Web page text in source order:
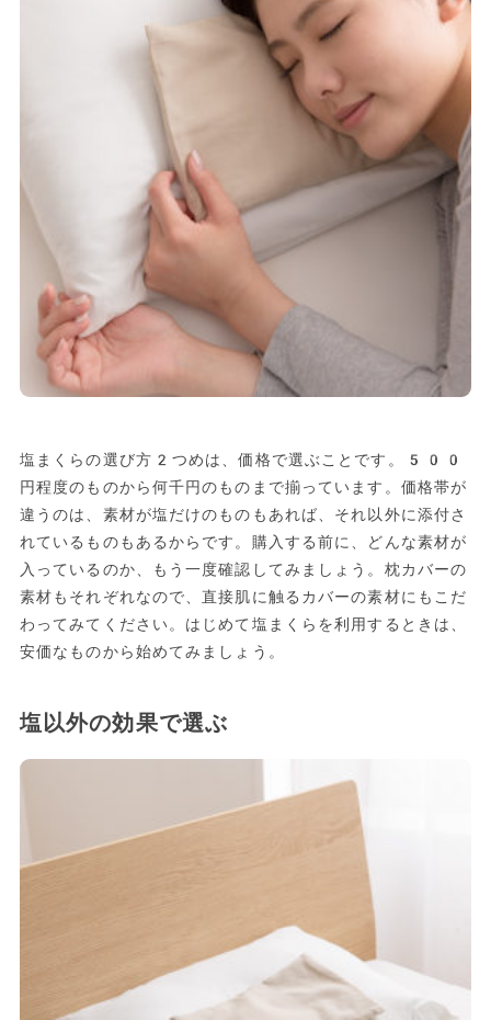
塩まくらの選び方2つめは、価格で選ぶことです。500
円程度のものから何千円のものまで揃っています。価格帯が
違うのは、素材が塩だけのものもあれば、それ以外に添付さ
れているものもあるからです。購入する前に、どんな素材が
入っているのか、もう一度確認してみましょう。枕カバーの
素材もそれぞれなので、直接肌に触るカバーの素材にもこだ
わってみてください。はじめて塩まくらを利用するときは、
安価なものから始めてみましょう。
塩以外の効果で選ぶ